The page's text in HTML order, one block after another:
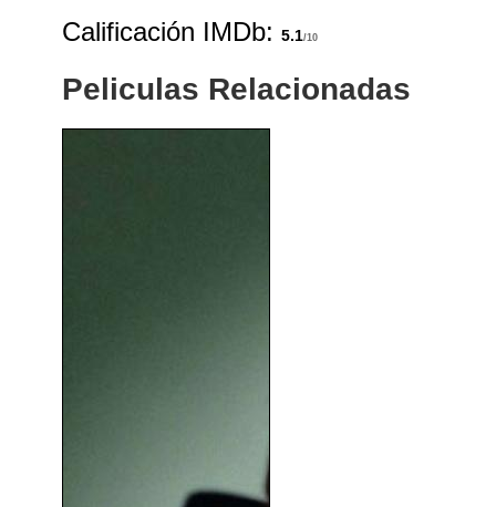
Calificación IMDb:5.1/10
Peliculas Relacionadas